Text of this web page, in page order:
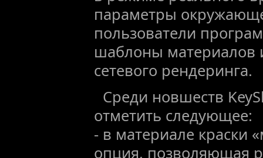
параметры
пользователи
шаблоны материалов
сетевого рендеринга.
Среди новшеств
отметить следующее:
- в материале краски
опция, позволяющая